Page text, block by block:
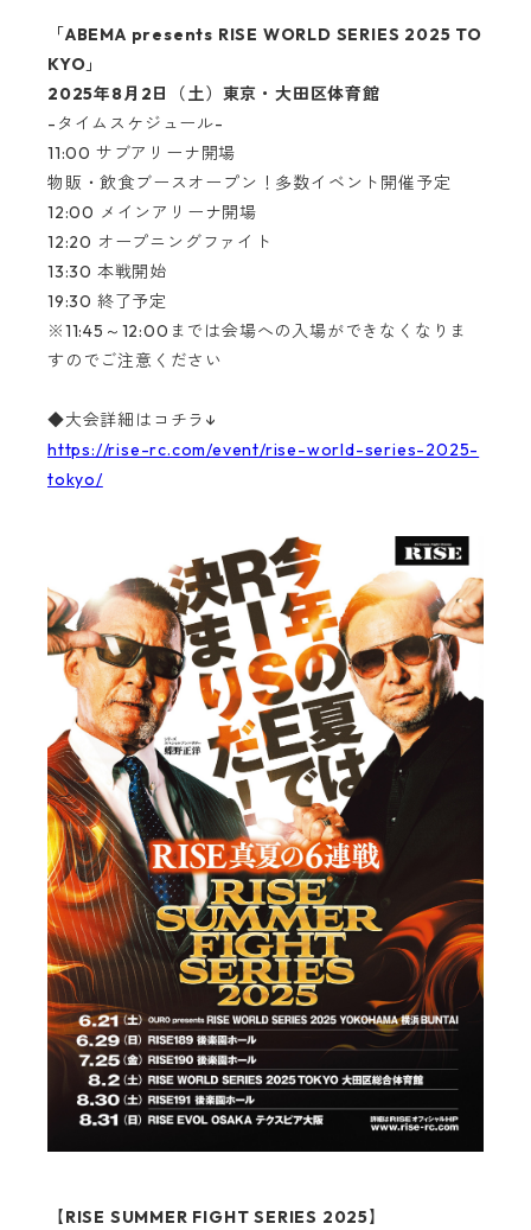
「ABEMA presents RISE WORLD SERIES 2025 TO
KYO」
2025年8月2日（土）東京・大田区体育館
-タイムスケジュール-
11:00 サブアリーナ開場
物販・飲食ブースオープン！多数イベント開催予定
12:00 メインアリーナ開場
12:20 オープニングファイト
13:30 本戦開始
19:30 終了予定
※11:45～12:00までは会場への入場ができなくなりま
すのでご注意ください
◆大会詳細はコチラ↓
https://rise-rc.com/event/rise-world-series-2025-
tokyo/
【RISE SUMMER FIGHT SERIES 2025】